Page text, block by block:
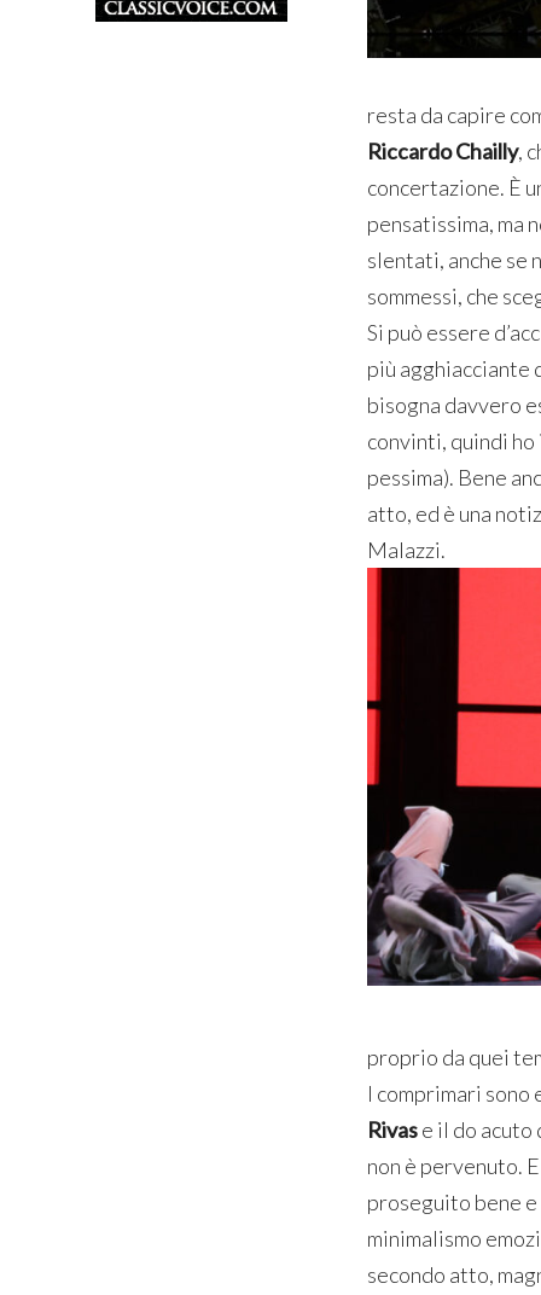
resta da capire
Riccardo Chailly,
concertazione. È
pensatissima, ma
slentati, anche se
sommessi, che
Si può essere
più agghiacciante
bisogna davvero
convinti, quindi
pessima). Bene
atto, ed è una
Malazzi.
proprio da quei
I comprimari
Rivase il do acuto
non è pervenuto.
proseguito bene e
minimalismo
secondo atto,